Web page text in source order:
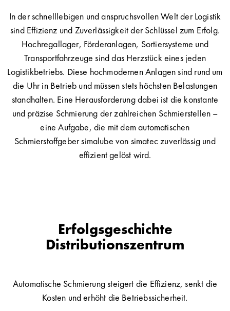
In der schnelllebigen und anspruchsvollen Welt der Logistik
sind Effizienz und Zuverlässigkeit der Schlüssel zum Erfolg.
Hochregallager, Förderanlagen, Sortiersysteme und
Transportfahrzeuge sind das Herzstück eines jeden
Logistikbetriebs. Diese hochmodernen Anlagen sind rund um
die Uhr in Betrieb und müssen stets höchsten Belastungen
standhalten. Eine Herausforderung dabei ist die konstante
und präzise Schmierung der zahlreichen Schmierstellen –
eine Aufgabe, die mit dem automatischen
Schmierstoffgeber simalube von simatec zuverlässig und
effizient gelöst wird.
Erfolgsgeschichte
Distributionszentrum
Automatische Schmierung steigert die Effizienz, senkt die
Kosten und erhöht die Betriebssicherheit.